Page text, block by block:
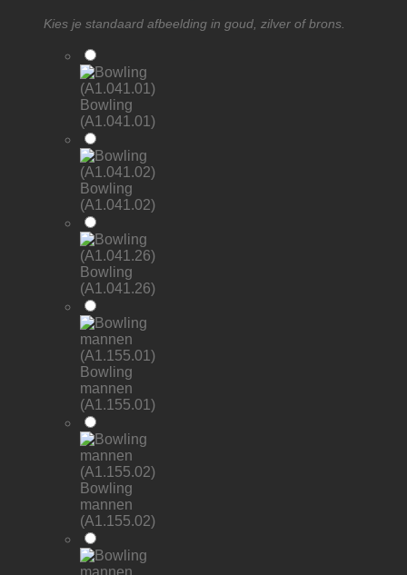
Kies je standaard afbeelding in goud, zilver of brons.
Bowling
(A1.041.01)
Bowling
(A1.041.02)
Bowling
(A1.041.26)
Bowling
mannen
(A1.155.01)
Bowling
mannen
(A1.155.02)